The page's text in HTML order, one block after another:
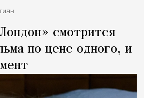
смотрится
по цене одного, и